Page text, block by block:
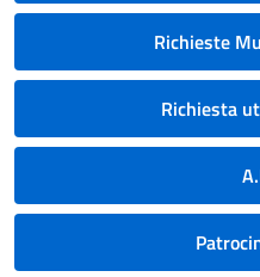
Richieste
Richiesta